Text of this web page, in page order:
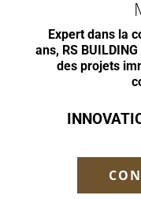
Expert dans la
ans, RS
des projets